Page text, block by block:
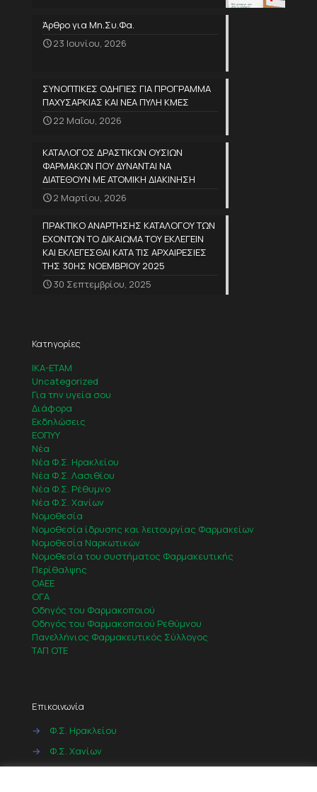
Άρθρο για Μη.Συ.Φα.
23 Ιουνίου, 2026
ΣΥΝΟΠΤΙΚΕΣ ΟΔΗΓΙΕΣ ΓΙΑ ΠΡΟΓΡΑΜΜΑ
ΠΑΧΥΣΑΡΚΙΑΣ ΚΑΙ ΝΕΑ ΠΥΛΗ ΚΜΕΣ
22 Μαΐου, 2026
ΚΑΤΑΛΟΓΟΣ ΔΡΑΣΤΙΚΩΝ ΟΥΣΙΩΝ
ΦΑΡΜΑΚΩΝ ΠΟΥ ΔΥΝΑΝΤΑΙ ΝΑ
ΔΙΑΤΕΘΟΥΝ ΜΕ ΑΤΟΜΙΚΗ ΔΙΑΚΙΝΗΣΗ
2 Μαρτίου, 2026
ΠΡΑΚΤΙΚΟ ΑΝΑΡΤΗΣΗΣ ΚΑΤΑΛΟΓΟΥ ΤΩΝ
ΕΧΟΝΤΩΝ ΤΟ ΔΙΚΑΙΩΜΑ ΤΟΥ ΕΚΛΕΓΕΙΝ
ΚΑΙ ΕΚΛΕΓΕΣΘΑΙ ΚΑΤΑ ΤΙΣ ΑΡΧΑΙΡΕΣΙΕΣ
ΤΗΣ 30ΗΣ ΝΟΕΜΒΡΙΟΥ 2025
30 Σεπτεμβρίου, 2025
Κατηγορίες
IKA-ETAM
Uncategorized
Για την υγεία σου
Διάφορα
Εκδηλώσεις
ΕΟΠΥΥ
Νέα
Νέα Φ.Σ. Ηρακλείου
Νέα Φ.Σ. Λασιθίου
Νέα Φ.Σ. Ρέθυμνο
Νέα Φ.Σ. Χανίων
Νομοθεσία
Νομοθεσία ίδρυσης και λειτουργίας Φαρμακείων
Νομοθεσία Ναρκωτικών
Νομοθεσία του συστήματος Φαρμακευτικής
Περίθαλψης
ΟΑΕΕ
ΟΓΑ
Οδηγός του Φαρμακοποιού
Οδηγός του Φαρμακοποιού Ρεθύμνου
Πανελλήνιος Φαρμακευτικός Σύλλογος
ΤΑΠ ΟΤΕ
Επικοινωνία
→
Φ.Σ. Ηρακλείου
→
Φ.Σ. Χανίων